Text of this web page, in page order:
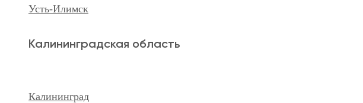
Усть-Илимск
Калининградская область
Калининград